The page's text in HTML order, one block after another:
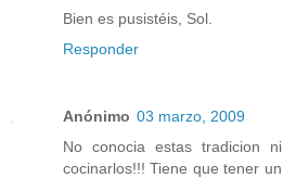
Bien es pusistéis, Sol.
Responder
Anónimo 03 marzo, 2009
No conocia estas tradicion
cocinarlos!!! Tiene que tener